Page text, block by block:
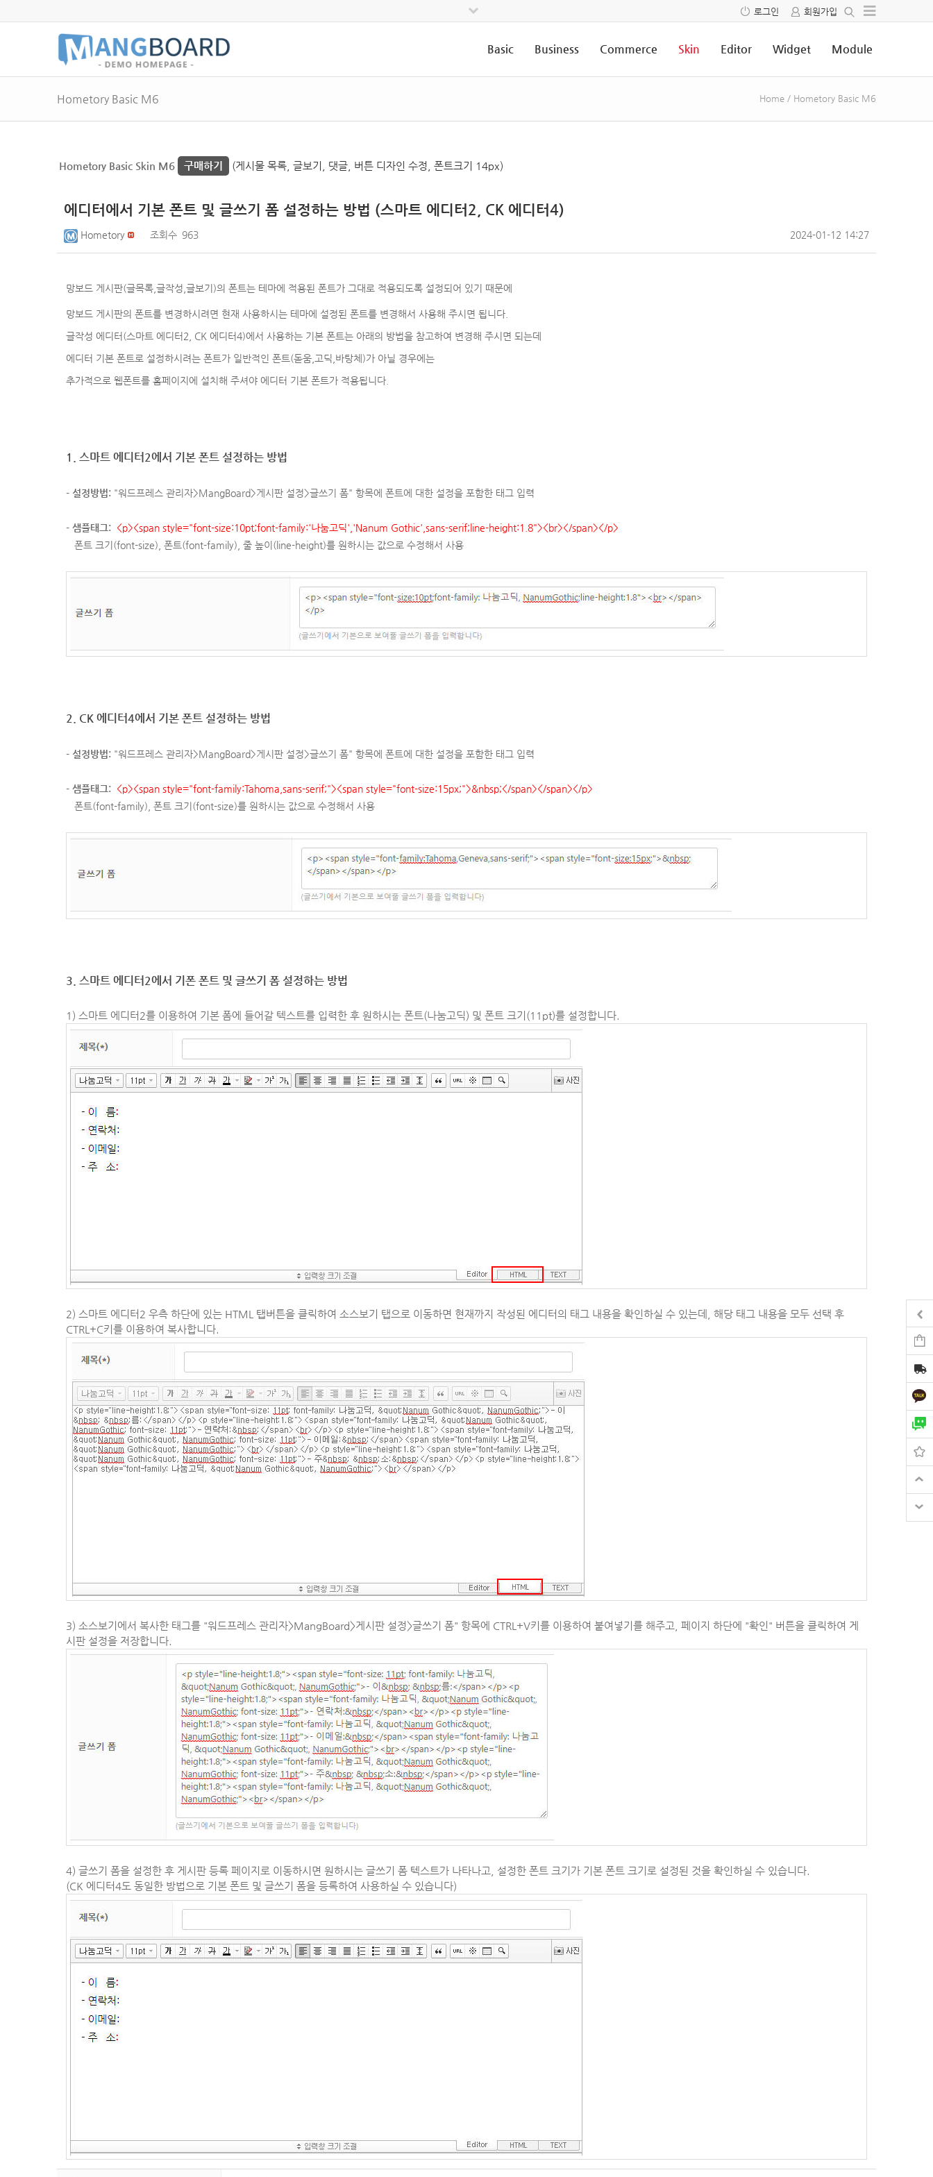
로그인 회원가입
Basic Business Commerce Skin Editor Widget Module
Hometory Basic M6 Home / Hometory Basic M6
Hometory Basic Skin M6 구매하기 (게시물 목록, 글보기, 댓글, 버튼 디자인 수정, 폰트크기 14px)
에디터에서 기본 폰트 및 글쓰기 폼 설정하는 방법 (스마트 에디터2, CK 에디터4)
Hometory 조회수 963 2024-01-12 14:27
망보드 게시판(글목록,글작성,글보기)의 폰트는 테마에 적용된 폰트가 그대로 적용되도록 설정되어 있기 때문에
망보드 게시판의 폰트를 변경하시려면 현재 사용하시는 테마에 설정된 폰트를 변경해서 사용해 주시면 됩니다.
글작성 에디터(스마트 에디터2, CK 에디터4)에서 사용하는 기본 폰트는 아래의 방법을 참고하여 변경해 주시면 되는데
에디터 기본 폰트로 설정하시려는 폰트가 일반적인 폰트(돋움,고딕,바탕체)가 아닐 경우에는
추가적으로 웹폰트를 홈페이지에 설치해 주셔야 에디터 기본 폰트가 적용됩니다.
1. 스마트 에디터2에서 기본 폰트 설정하는 방법
- 설정방법: "워드프레스 관리자>MangBoard>게시판 설정>글쓰기 폼" 항목에 폰트에 대한 설정을 포함한 태그 입력
- 샘플태그: <p><span style="font-size:10pt;font-family:'나눔고딕', 'Nanum Gothic' ,sans-serif;line-height:1.8"><br></span></p>
폰트 크기(font-size), 폰트(font-family), 줄 높이(line-height)를 원하시는 값으로 수정해서 사용
2. CK 에디터4에서 기본 폰트 설정하는 방법
- 설정방법: "워드프레스 관리자>MangBoard>게시판 설정>글쓰기 폼" 항목에 폰트에 대한 설정을 포함한 태그 입력
- 샘플태그:
<p><span style="font-family:Tahoma,sans-serif;"><span style="font-size:15px;">&nbsp;</span></span></p>
폰트(font-family), 폰트 크기(font-size)를 원하시는 값으로 수정해서 사용
3. 스마트 에디터2에서 기폰 폰트 및 글쓰기 폼 설정하는 방법
1) 스마트 에디터2를 이용하여 기본 폼에 들어갈 텍스트를 입력한 후 원하시는 폰트(나눔고딕) 및 폰트 크기(11pt)를 설정합니다.
2) 스마트 에디터2 우측 하단에 있는 HTML 탭버튼을 클릭하여 소스보기 탭으로 이동하면 현재까지 작성된 에디터의 태그 내용을 확인하실 수 있는데, 해당 태그 내용을 모두 선택 후
CTRL+C키를 이용하여 복사합니다.
3) 소스보기에서 복사한 태그를 "워드프레스 관리자>MangBoard>게시판 설정>글쓰기 폼" 항목에 CTRL+V키를 이용하여 붙여넣기를 해주고, 페이지 하단에 "확인" 버튼을 클릭하여 게
시판 설정을 저장합니다.
4) 글쓰기 폼을 설정한 후 게시판 등록 페이지로 이동하시면 원하시는 글쓰기 폼 텍스트가 나타나고, 설정한 폰트 크기가 기본 폰트 크기로 설정된 것을 확인하실 수 있습니다.
(CK 에디터4도 동일한 방법으로 기본 폰트 및 글쓰기 폼을 등록하여 사용하실 수 있습니다)